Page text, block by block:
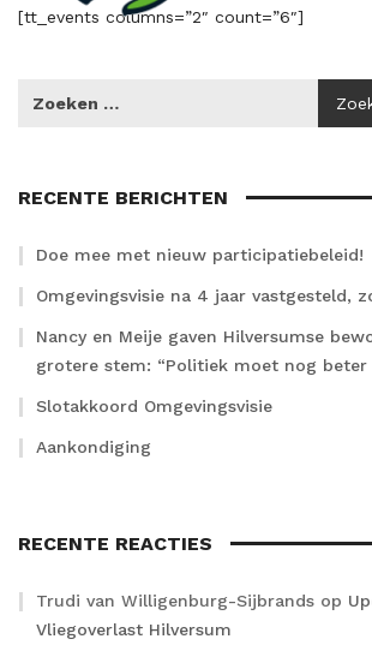
[tt_events columns=”2″ count=”6″]
RECENTE BERICHTEN
Doe mee met nieuw participatiebeleid!
Omgevingsvisie na 4 jaar vastgesteld,
Nancy en Meije gaven Hilversumse
grotere stem: “Politiek moet nog beter
Slotakkoord Omgevingsvisie
Aankondiging
RECENTE REACTIES
Trudi van Willigenburg-Sijbrands op
Vliegoverlast Hilversum